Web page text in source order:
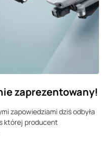
zaprezentowany!
zapowiedziami dziś odbyła
której producent